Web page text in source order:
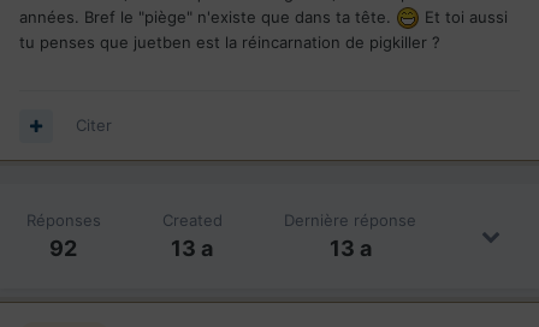
années. Bref le "piège" n'existe que dans ta tête.
Et toi aussi
tu penses que juetben est la réincarnation de pigkiller ?
Citer
Réponses
92
Created
13 a
Dernière réponse
13 a